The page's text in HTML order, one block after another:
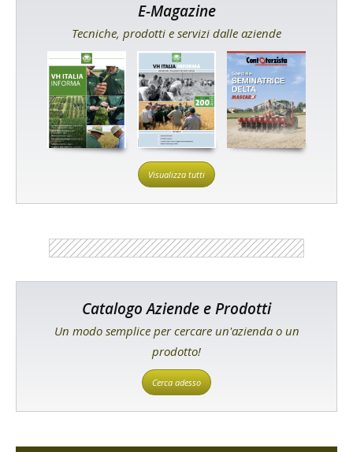
E-Magazine
Tecniche, prodotti e servizi dalle aziende
Visualizza tutti
Catalogo Aziende e Prodotti
Un modo semplice per cercare un'azienda o un
prodotto!
Cerca adesso